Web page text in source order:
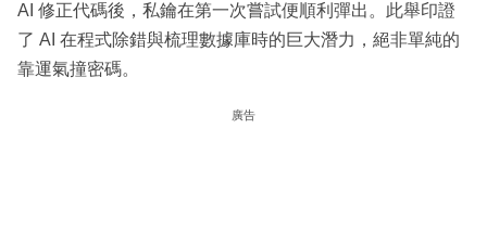
AI 修正代碼後，私鑰在第一次嘗試便順利彈出。此舉印證
了 AI 在程式除錯與梳理數據庫時的巨大潛力，絕非單純的
靠運氣撞密碼。
廣告